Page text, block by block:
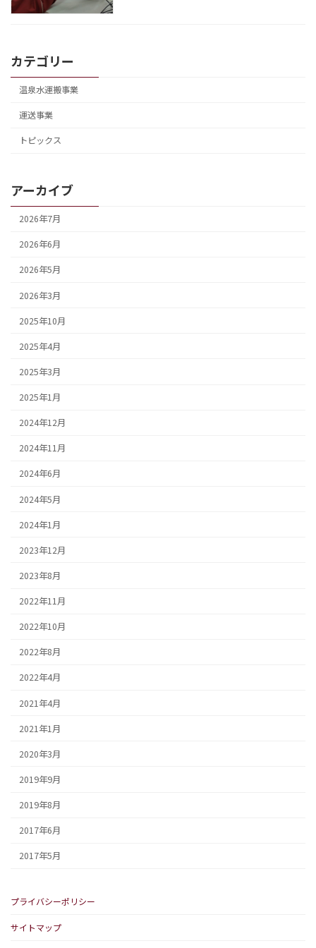
カテゴリー
温泉水運搬事業
運送事業
トピックス
アーカイブ
2026年7月
2026年6月
2026年5月
2026年3月
2025年10月
2025年4月
2025年3月
2025年1月
2024年12月
2024年11月
2024年6月
2024年5月
2024年1月
2023年12月
2023年8月
2022年11月
2022年10月
2022年8月
2022年4月
2021年4月
2021年1月
2020年3月
2019年9月
2019年8月
2017年6月
2017年5月
プライバシーポリシー
サイトマップ